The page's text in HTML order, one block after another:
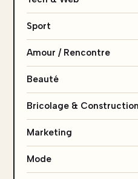
Sport
Amour / Rencontre
Beauté
Bricolage & Construction
Marketing
Mode